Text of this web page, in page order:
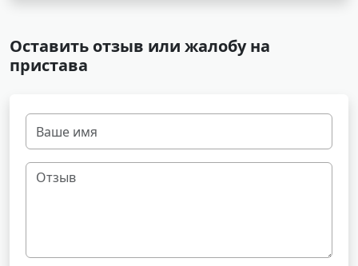
Оставить отзыв или жалобу на
пристава